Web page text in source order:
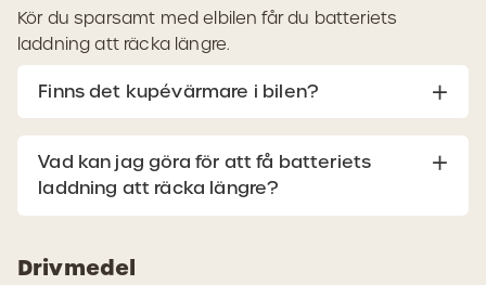
Kör du sparsamt med elbilen får du batteriets
laddning att räcka längre.
Finns det kupévärmare i bilen?
Vad kan jag göra för att få batteriets
laddning att räcka längre?
Drivmedel